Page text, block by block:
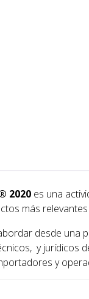
2020 es una
más
desde una
y jurídicos
y